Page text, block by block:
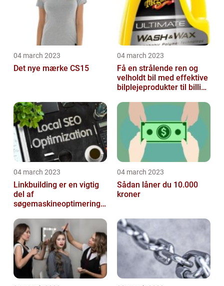
04 march 2023
Det nye mærke CS15
04 march 2023
Få en strålende ren og
velholdt bil med effektive
bilplejeprodukter til billige
04 march 2023
Linkbuilding er en vigtig
del af
søgemaskineoptimeringe
04 march 2023
Sådan låner du 10.000
kroner